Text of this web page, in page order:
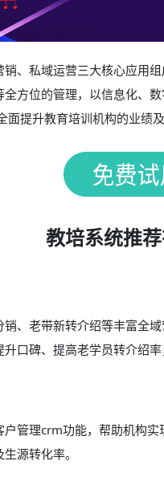
销、私域运营三大核心应用
方位的管理，以信息化、
提升教育培训机构的业绩及
教培系统推
、老带新转介绍等丰富全
口碑、提高老学员转介绍率
管理crm功能，帮助机构
源转化率。